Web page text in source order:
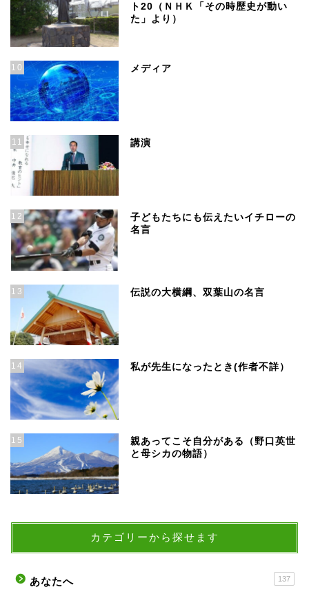
ト20（ＮＨＫ「その時歴史が動い
た」より）
10 メディア
11 講演
12
子どもたちにも伝えたいイチローの
名言
13 伝説の大横綱、双葉山の名言
14 私が先生になったとき(作者不詳）
15
親あってこそ自分がある（野口英世
と母シカの物語）
カテゴリーから探せます
あなたへ 137